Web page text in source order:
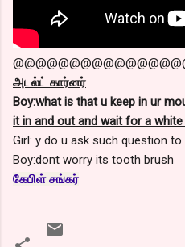
அடல்ட் கார்னர்
Boy:what is that u keep in ur
it in and out and wait for a
Girl: y do u ask such question
Boy:dont worry its tooth brush
கேபிள் சங்கர்